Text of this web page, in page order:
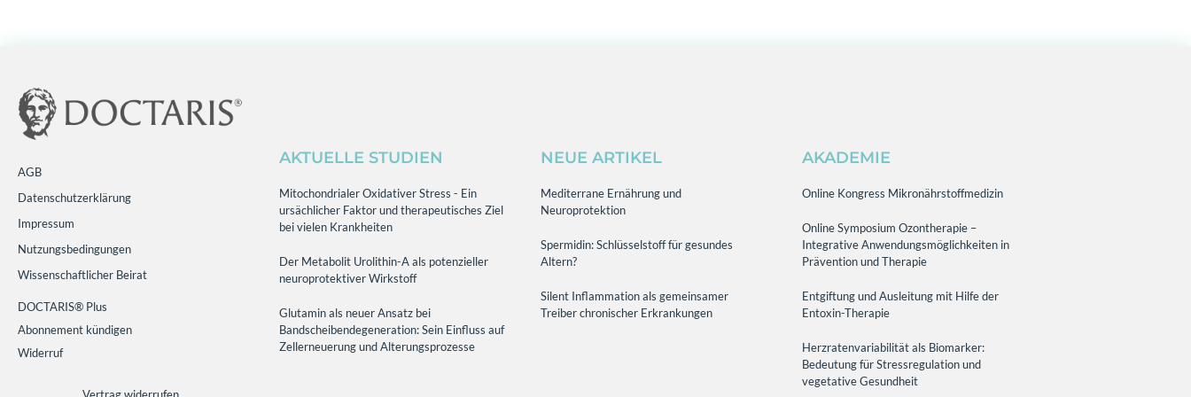
AGB
Datenschutzerklärung
Impressum
Nutzungsbedingungen
Wissenschaftlicher Beirat
DOCTARIS® Plus
Abonnement kündigen
Widerruf
AKTUELLE STUDIEN
Mitochondrialer Oxidativer Stress - Ein
ursächlicher Faktor und therapeutisches Ziel
bei vielen Krankheiten
Der Metabolit Urolithin-A als potenzieller
neuroprotektiver Wirkstoff
Glutamin als neuer Ansatz bei
Bandscheibendegeneration: Sein Einfluss auf
Zellerneuerung und Alterungsprozesse
NEUE ARTIKEL
Mediterrane Ernährung und
Neuroprotektion
Spermidin: Schlüsselstoff für gesundes
Altern?
Silent Inflammation als gemeinsamer
Treiber chronischer Erkrankungen
AKADEMIE
Online Kongress Mikronährstoffmedizin
Online Symposium Ozontherapie –
Integrative Anwendungsmöglichkeiten in
Prävention und Therapie
Entgiftung und Ausleitung mit Hilfe der
Entoxin-Therapie
Herzratenvariabilität als Biomarker:
Bedeutung für Stressregulation und
vegetative Gesundheit